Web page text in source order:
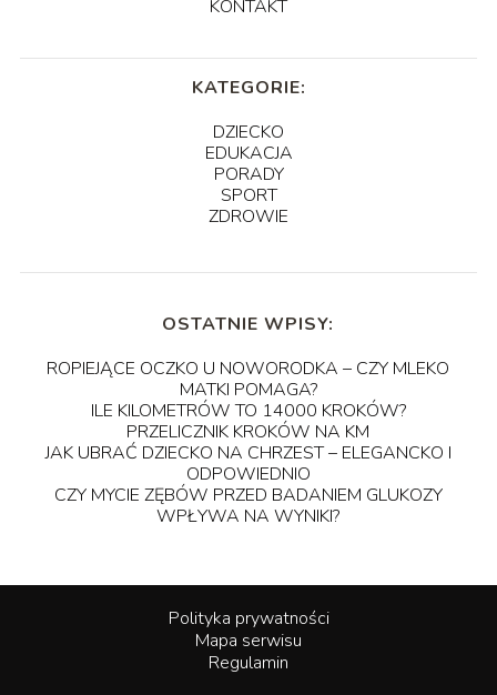
KONTAKT
KATEGORIE:
DZIECKO
EDUKACJA
PORADY
SPORT
ZDROWIE
OSTATNIE WPISY:
ROPIEJĄCE OCZKO U NOWORODKA – CZY MLEKO
MATKI POMAGA?
ILE KILOMETRÓW TO 14000 KROKÓW?
PRZELICZNIK KROKÓW NA KM
JAK UBRAĆ DZIECKO NA CHRZEST – ELEGANCKO I
ODPOWIEDNIO
CZY MYCIE ZĘBÓW PRZED BADANIEM GLUKOZY
WPŁYWA NA WYNIKI?
Polityka prywatności
Mapa serwisu
Regulamin